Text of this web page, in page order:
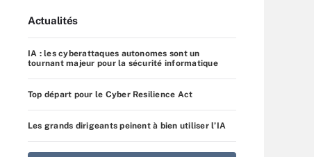
Actualités
IA : les cyberattaques autonomes sont un
tournant majeur pour la sécurité informatique
Top départ pour le Cyber Resilience Act
Les grands dirigeants peinent à bien utiliser l’IA